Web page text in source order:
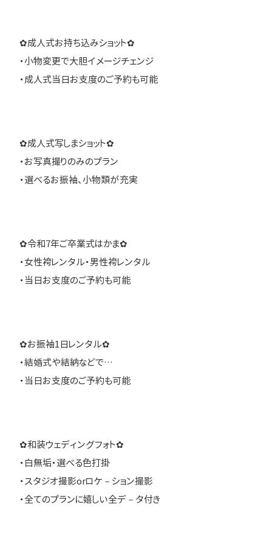
✿成人式お持ち込みショット✿
・小物変更で大胆イメージチェンジ
・成人式当日お支度のご予約も可能
✿成人式写しまショット✿
・お写真撮りのみのプラン
・選べるお振袖、小物類が充実
✿令和7年ご卒業式はかま✿
・女性袴レンタル・男性袴レンタル
・当日お支度のご予約も可能
✿お振袖1日レンタル✿
・結婚式や結納などで…
・当日お支度のご予約も可能
✿和装ウェディングフォト✿
・白無垢・選べる色打掛
・スタジオ撮影orロケ－ション撮影
・全てのプランに嬉しい全デ－タ付き